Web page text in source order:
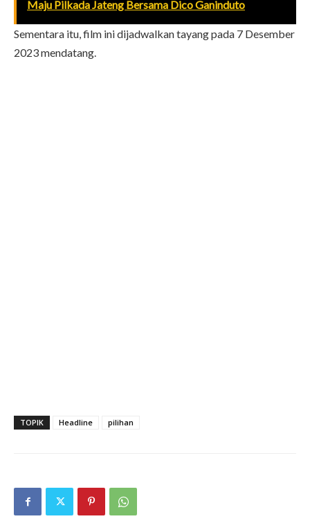
Maju Pilkada Jateng Bersama Dico Ganinduto
Sementara itu, film ini dijadwalkan tayang pada 7 Desember
2023 mendatang.
TOPIK Headline pilihan